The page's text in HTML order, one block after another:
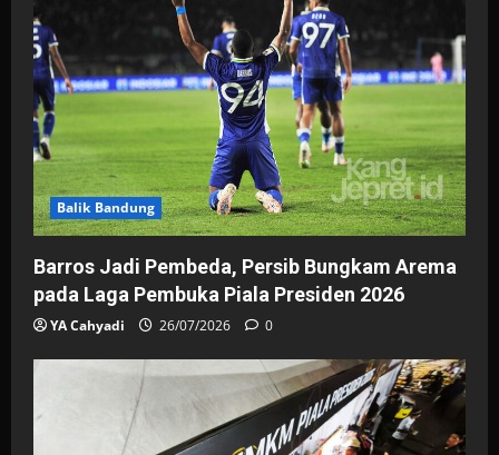
Balik Bandung
Barros Jadi Pembeda, Persib Bungkam Arema
pada Laga Pembuka Piala Presiden 2026
YA Cahyadi 26/07/2026 0